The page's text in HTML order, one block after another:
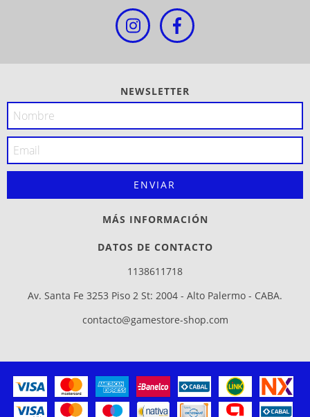
NEWSLETTER
MÁS INFORMACIÓN
DATOS DE CONTACTO
1138611718
Av. Santa Fe 3253 Piso 2 St: 2004 - Alto Palermo - CABA.
contacto@gamestore-shop.com